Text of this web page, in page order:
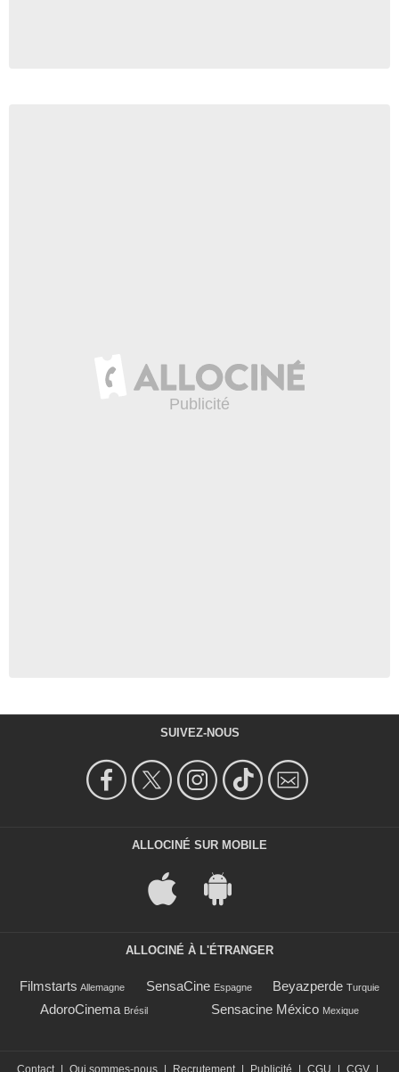
SUIVEZ-NOUS
ALLOCINÉ SUR MOBILE
ALLOCINÉ À L'ÉTRANGER
Filmstarts Allemagne SensaCine Espagne Beyazperde Turquie
AdoroCinema Brésil Sensacine México Mexique